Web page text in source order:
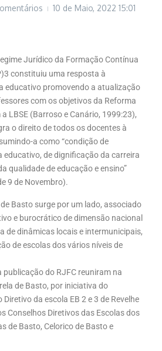
10 de Maio, 2022 15:01
Jurídico da Formação Contínua
constituiu uma resposta à
educativo promovendo a atualização
com os objetivos da Reforma
LBSE (Barroso e Canário, 1999:23),
o direito de todos os docentes à
a como “condição de
educativo, de dignificação da carreira
qualidade de educação e ensino”
9 de Novembro).
Basto surge por um lado, associado
e burocrático de dimensão nacional
de dinâmicas locais e intermunicipais,
de escolas dos vários níveis de
publicação do RJFC reuniram na
de Basto, por iniciativa do
da escola EB 2 e 3 de Revelhe
Conselhos Diretivos das Escolas dos
de Basto, Celorico de Basto e